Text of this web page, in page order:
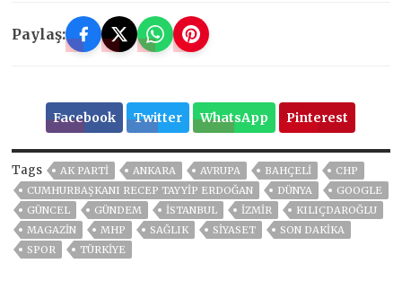
Paylaş:
Facebook Twitter WhatsApp Pinterest
Tags AK PARTİ ANKARA AVRUPA BAHÇELİ
CHP
CUMHURBAŞKANI RECEP TAYYIP ERDOĞAN
DÜNYA
GOOGLE
GÜNCEL
GÜNDEM ISTANBUL İZMIR
KILIÇDAROĞLU
MAGAZİN
MHP SAĞLIK SİYASET
SON DAKIKA
SPOR
TÜRKİYE